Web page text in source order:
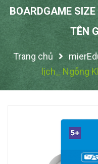
BOARDGAME
TÊN
Trang chủ
lịch_ Ngỗng